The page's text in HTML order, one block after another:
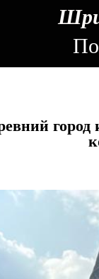
город